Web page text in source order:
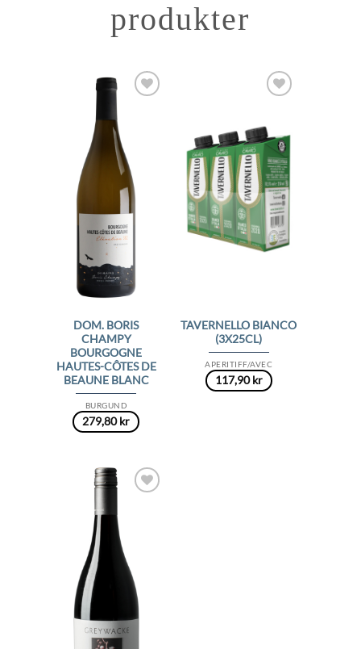
produkter
BURGUND
DOM. BORIS
CHAMPY
BOURGOGNE
HAUTES-CÔTES DE
BEAUNE BLANC
279,80kr
APERITIFF/AVEC
TAVERNELLO BIANCO
(3X25CL)
117,90kr